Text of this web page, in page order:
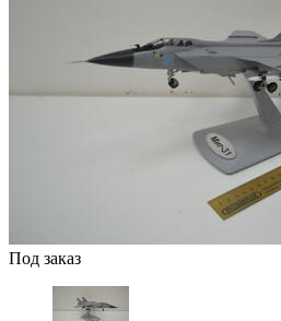
Под заказ